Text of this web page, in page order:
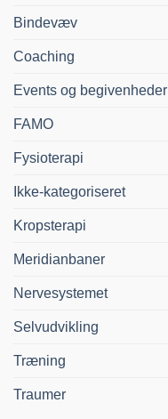
Bindevæv
Coaching
Events og begivenheder
FAMO
Fysioterapi
Ikke-kategoriseret
Kropsterapi
Meridianbaner
Nervesystemet
Selvudvikling
Træning
Traumer